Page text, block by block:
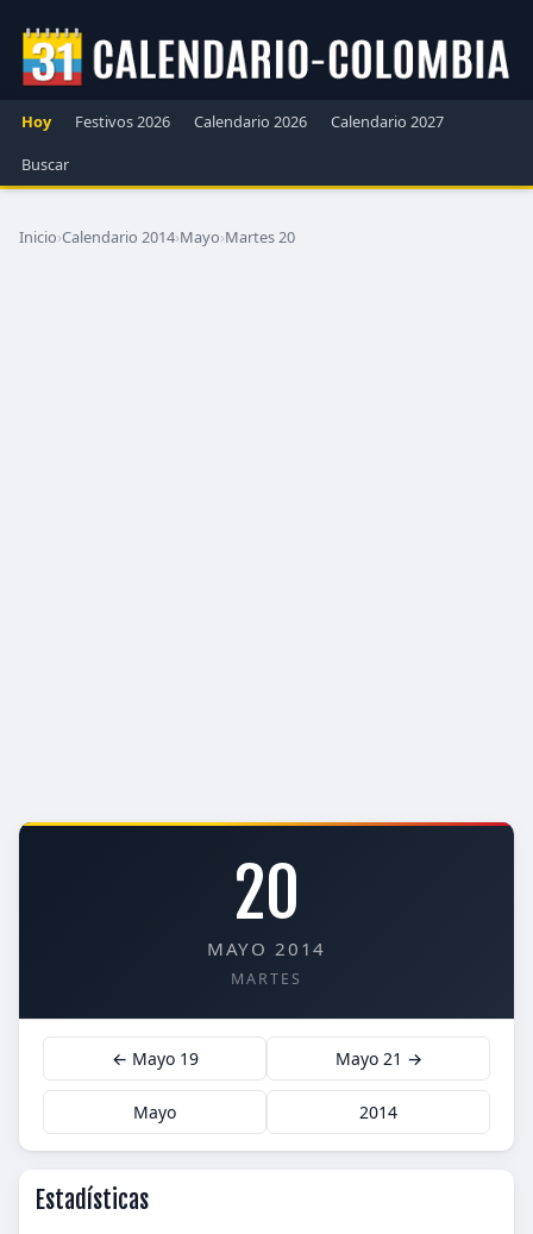
Hoy Festivos 2026 Calendario 2026
Calendario 2027
Buscar
Inicio›Calendario 2014›Mayo›Martes 20
20
MAYO 2014
MARTES
← Mayo 19 Mayo 21 →
Mayo 2014
Estadísticas